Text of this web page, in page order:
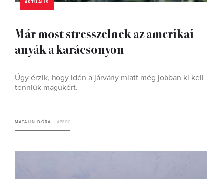
AKTUÁLIS
Már most stresszelnek az amerikai
anyák a karácsonyon
Úgy érzik, hogy idén a járvány miatt még jobban ki kell
tenniük magukért.
MATALIN DÓRA 4 PERC